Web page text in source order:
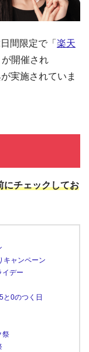
間限定で「 楽天
が開催され
が実施されていま
にチェックしてお
キャンペーン
イデー
と0のつく日
祭